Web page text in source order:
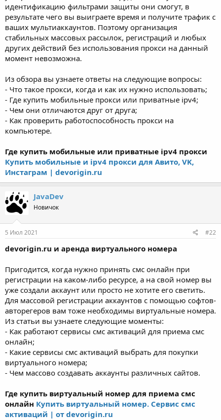
идентификацию фильтрами защиты они смогут, в
результате чего вы выиграете время и получите трафик с
ваших мультиаккаунтов. Поэтому организация
стабильных массовых рассылок, регистраций и любых
других действий без использования прокси на данный
момент невозможна.
Из обзора вы узнаете ответы на следующие вопросы:
- Что такое прокси, когда и как их нужно использовать;
- Где купить мобильные прокси или приватные ipv4;
- Чем они отличаются друг от друга;
- Как проверить работоспособность прокси на
компьютере.
Где купить мобильные или приватные ipv4 прокси
Купить мобильные и ipv4 прокси для Авито, VK,
Инстаграм | devorigin.ru
JavaDev
Новичок
5 Июл 2021 #22
devorigin.ru и аренда виртуального номера
Пригодится, когда нужно принять смс онлайн при
регистрации на каком-либо ресурсе, а на свой номер вы
уже создали аккаунт или просто не хотите его светить.
Для массовой регистрации аккаунтов с помощью софтов-
авторегеров вам тоже необходимы виртуальные номера.
Из статьи вы узнаете следующие моменты:
- Как работают сервисы смс активаций для приема смс
онлайн;
- Какие сервисы смс активаций выбрать для покупки
виртуального номера;
- Чем массово создавать аккаунты различных сайтов.
Где купить виртуальный номер для приема смс
онлайн Купить виртуальный номер. Сервис смс
активаций | от devorigin.ru